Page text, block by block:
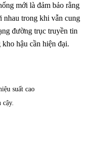
mới là đảm bảo rằng
nhau trong khi vẫn cung
đường trục truyền tin
hậu cần hiện đại.
suất cao